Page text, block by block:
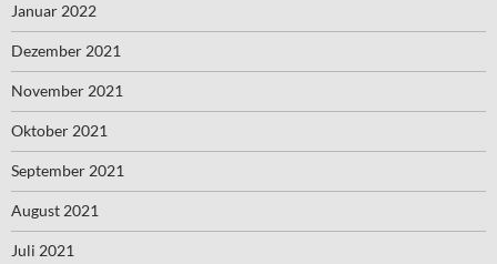
Januar 2022
Dezember 2021
November 2021
Oktober 2021
September 2021
August 2021
Juli 2021